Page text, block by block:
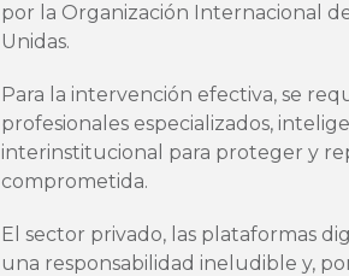
por la Organización Internacional
Unidas.
Para la intervención efectiva, se
profesionales especializados,
interinstitucional para proteger y
comprometida.
El sector privado, las plataformas
una responsabilidad ineludible y,